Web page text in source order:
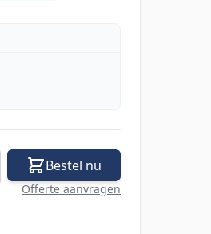
Bestel nu
Offerte aanvragen